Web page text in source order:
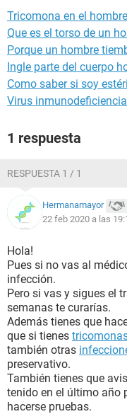
Tricomona en el
Que es el torso de un
Porque un hombre
Ingle parte del cuerpo
Como saber si soy
Virus
1 respuesta
RESPUESTA 1 / 1
Hermanamayor
22 feb 2020 a las
Hola!
Pues si no vas al
infección.
Pero si vas y sigues el
semanas te curarías.
Además tienes que
que si tienes
también otras
preservativo.
También tienes que
tenido en el último año
hacerse pruebas.